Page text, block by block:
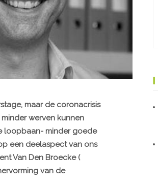
maar de coronacrisis
werven kunnen
loopbaan- minder goede
een deelaspect van ons
Van Den Broecke (
van de